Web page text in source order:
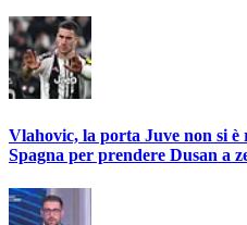
Vlahovic, la porta Juve non si
Spagna per prendere Dusan a